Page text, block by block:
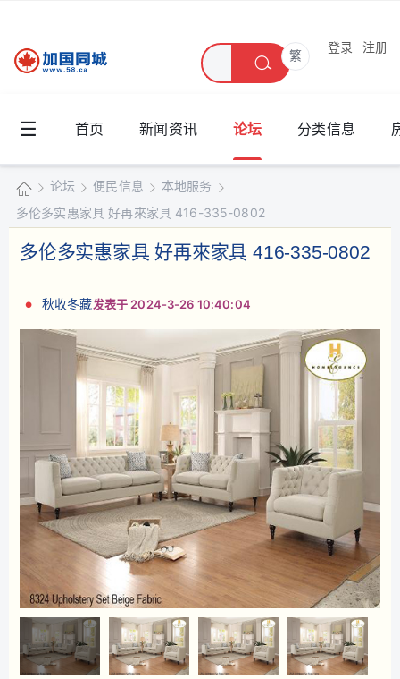
繁
登录 注册
☰ 首页 新闻资讯 论坛 分类信息
加
国
同
城
»
论坛
›
便民信息
›
本地服务
›
多伦多实惠家具 好再來家具 416-335-0802
多伦多实惠家具 好再來家具 416-335-0802
秋收冬藏发表于 2024-3-26 10:40:04